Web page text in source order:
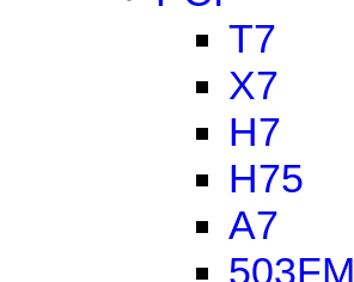
T7
X7
H7
H75
A7
503FM